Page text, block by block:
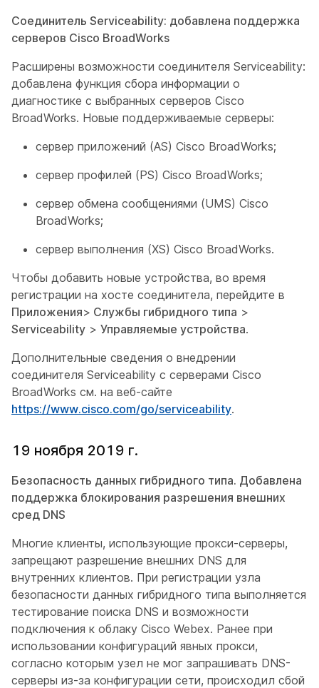
Соединитель Serviceability: добавлена поддержка
серверов Cisco BroadWorks
Расширены возможности соединителя Serviceability:
добавлена функция сбора информации о
диагностике с выбранных серверов Cisco
BroadWorks. Новые поддерживаемые серверы:
сервер приложений (AS) Cisco BroadWorks;
сервер профилей (PS) Cisco BroadWorks;
сервер обмена сообщениями (UMS) Cisco
BroadWorks;
сервер выполнения (XS) Cisco BroadWorks.
Чтобы добавить новые устройства, во время
регистрации на хосте соединитела, перейдите в
Приложения> Службы гибридного типа >
Serviceability > Управляемые устройства.
Дополнительные сведения о внедрении
соединителя Serviceability с серверами Cisco
BroadWorks см. на веб-сайте
https://www.cisco.com/go/serviceability.
19 ноября 2019 г.
Безопасность данных гибридного типа. Добавлена
поддержка блокирования разрешения внешних
сред DNS
Многие клиенты, использующие прокси-серверы,
запрещают разрешение внешних DNS для
внутренних клиентов. При регистрации узла
безопасности данных гибридного типа выполняется
тестирование поиска DNS и возможности
подключения к облаку Cisco Webex. Ранее при
использовании конфигураций явных прокси,
согласно которым узел не мог запрашивать DNS-
серверы из-за конфигурации сети, происходил сбой